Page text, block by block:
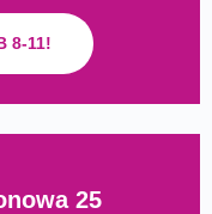
8-11!
25